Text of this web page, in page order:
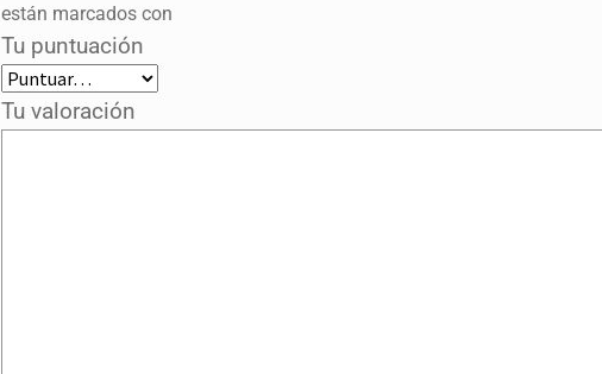
están marcados con
Tu puntuación
Tu valoración